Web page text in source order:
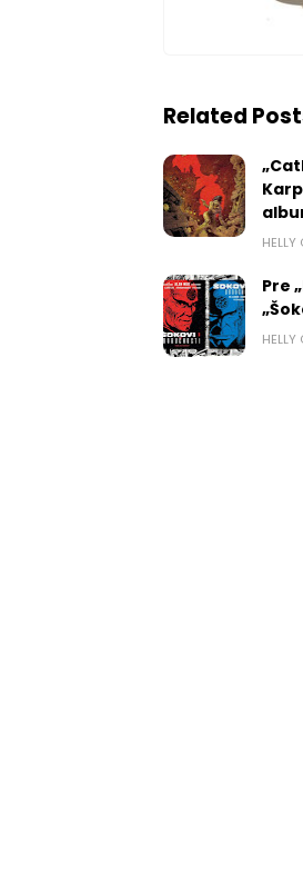
Related
HELLY
Pre
HELLY